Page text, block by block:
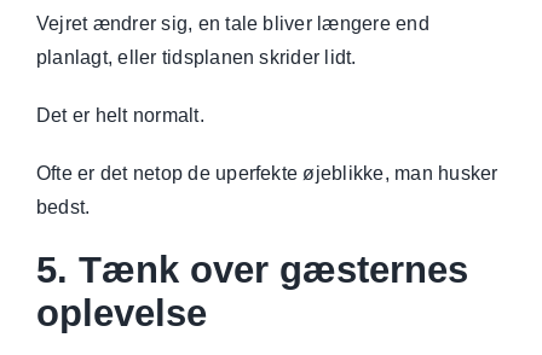
Vejret ændrer sig, en tale bliver længere end
planlagt, eller tidsplanen skrider lidt.
Det er helt normalt.
Ofte er det netop de uperfekte øjeblikke, man husker
bedst.
5. Tænk over gæsternes
oplevelse